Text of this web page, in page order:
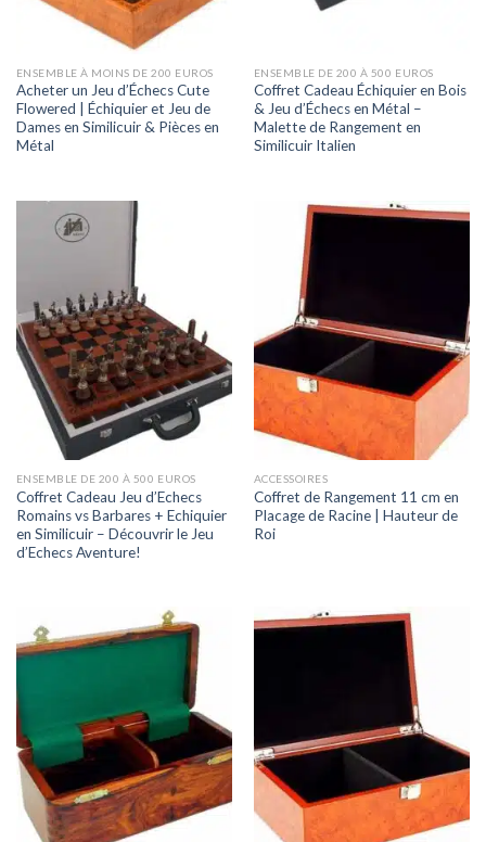
ENSEMBLE À MOINS DE 200 EUROS
Acheter un Jeu d’Échecs Cute
Flowered | Échiquier et Jeu de
Dames en Similicuir & Pièces en
Métal
ENSEMBLE DE 200 À 500 EUROS
Coffret Cadeau Échiquier en Bois
& Jeu d’Échecs en Métal –
Malette de Rangement en
Similicuir Italien
ENSEMBLE DE 200 À 500 EUROS
Coffret Cadeau Jeu d’Echecs
Romains vs Barbares + Echiquier
en Similicuir – Découvrir le Jeu
d’Echecs Aventure!
ACCESSOIRES
Coffret de Rangement 11 cm en
Placage de Racine | Hauteur de
Roi